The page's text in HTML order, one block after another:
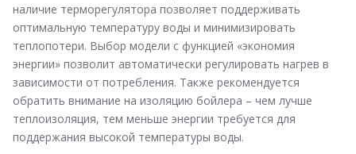
наличие терморегулятора позволяет поддерживать
оптимальную температуру воды и минимизировать
теплопотери. Выбор модели с функцией «экономия
энергии» позволит автоматически регулировать нагрев в
зависимости от потребления. Также рекомендуется
обратить внимание на изоляцию бойлера – чем лучше
теплоизоляция, тем меньше энергии требуется для
поддержания высокой температуры воды.